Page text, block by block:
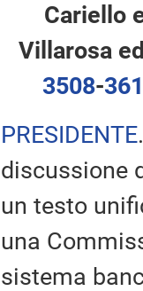
Cariello
Villarosa
3508-
PRESIDENTE
discussione
un testo
una
sistema